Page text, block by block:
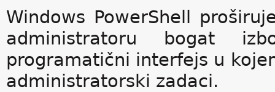
Windows PowerShell
administratoru bogat
programatični interfejs u
administratorski zadaci.